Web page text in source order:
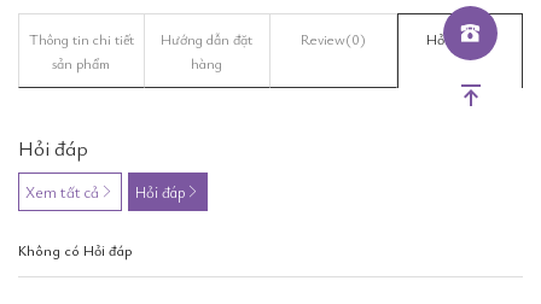
Thông tin chi tiết
sản phẩm
Hướng dẫn đặt
hàng
Review(0) Hỏi đáp(0)
Hỏi đáp
Xem tất cả Hỏi đáp
Không có Hỏi đáp